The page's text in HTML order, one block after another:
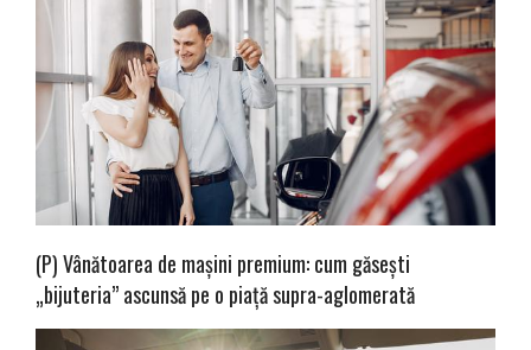
(P) Vânătoarea de mașini premium: cum găsești
„bijuteria” ascunsă pe o piață supra-aglomerată